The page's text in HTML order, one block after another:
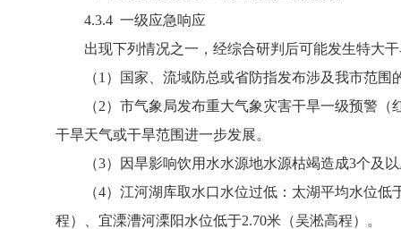
4.3.4 一级应急响应
出现下列情况之一，经综合研判后可能发生特大干
（1）国家、流域防总或省防指发布涉及我市范围
（2）市气象局发布重大气象灾害干旱一级预警（
干旱天气或干旱范围进一步发展。
（3）因旱影响饮用水水源地水源枯竭造成3个及以
（4）江河湖库取水口水位过低：太湖平均水位低于
程）、宜溧漕河溧阳水位低于2.70米（吴淞高程）。